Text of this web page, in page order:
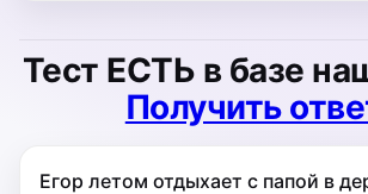
Тест ЕСТЬ в базе
Получить
Егор летом отдыхает с папой в